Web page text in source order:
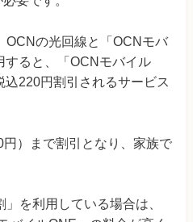
OCNの光回線と「OCNモバ
すると、「OCNモバイル
220円割引されるサービス
）まで割引となり、家族で
を利用している場合は、